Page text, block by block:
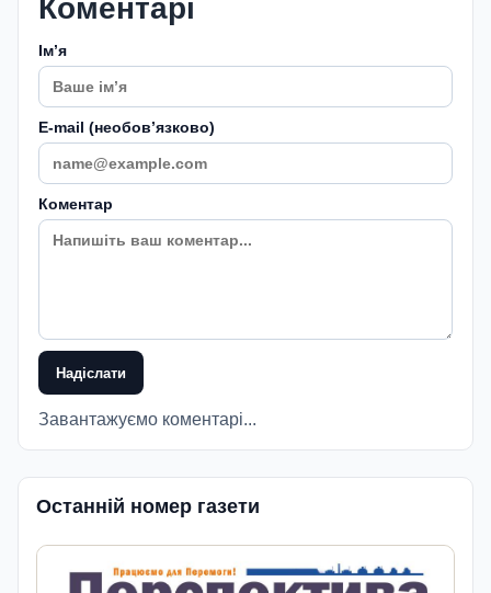
Коментарі
Імʼя
E-mail (необовʼязково)
Коментар
Надіслати
Завантажуємо коментарі...
Останній номер газети